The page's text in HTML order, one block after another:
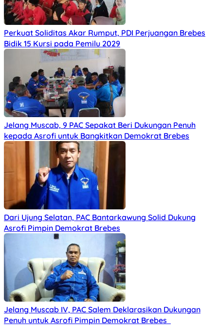
Perkuat Soliditas Akar Rumput, PDI Perjuangan Brebes
Bidik 15 Kursi pada Pemilu 2029
Jelang Muscab, 9 PAC Sepakat Beri Dukungan Penuh
kepada Asrofi untuk Bangkitkan Demokrat Brebes
Dari Ujung Selatan, PAC Bantarkawung Solid Dukung
Asrofi Pimpin Demokrat Brebes
Jelang Muscab IV, PAC Salem Deklarasikan Dukungan
Penuh untuk Asrofi Pimpin Demokrat Brebes